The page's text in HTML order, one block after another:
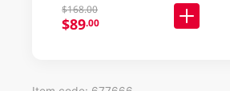
$168.00
$89.00